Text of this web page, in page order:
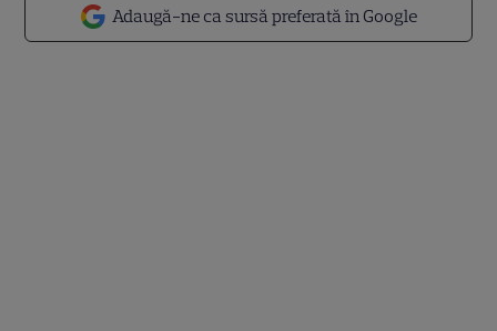
Adaugă-ne ca sursă preferată în Google